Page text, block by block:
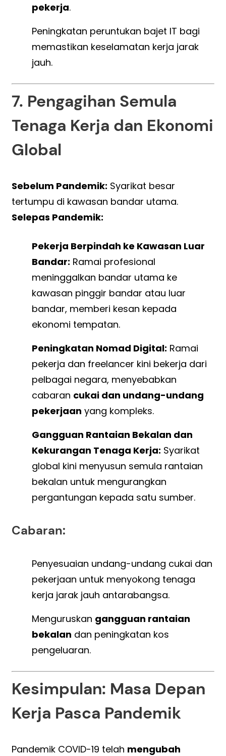
pekerja.
Peningkatan peruntukan bajet IT bagi
memastikan keselamatan kerja jarak
jauh.
7. Pengagihan Semula
Tenaga Kerja dan Ekonomi
Global
Sebelum Pandemik: Syarikat besar
tertumpu di kawasan bandar utama.
Selepas Pandemik:
Pekerja Berpindah ke Kawasan Luar
Bandar: Ramai profesional
meninggalkan bandar utama ke
kawasan pinggir bandar atau luar
bandar, memberi kesan kepada
ekonomi tempatan.
Peningkatan Nomad Digital: Ramai
pekerja dan freelancer kini bekerja dari
pelbagai negara, menyebabkan
cabaran cukai dan undang-undang
pekerjaan yang kompleks.
Gangguan Rantaian Bekalan dan
Kekurangan Tenaga Kerja: Syarikat
global kini menyusun semula rantaian
bekalan untuk mengurangkan
pergantungan kepada satu sumber.
Cabaran:
Penyesuaian undang-undang cukai dan
pekerjaan untuk menyokong tenaga
kerja jarak jauh antarabangsa.
Menguruskan gangguan rantaian
bekalan dan peningkatan kos
pengeluaran.
Kesimpulan: Masa Depan
Kerja Pasca Pandemik
Pandemik COVID-19 telah mengubah